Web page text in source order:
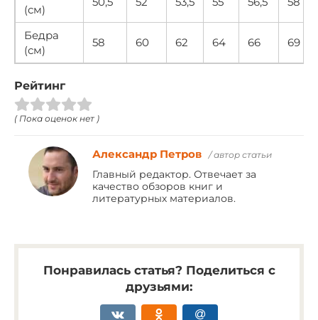
(см)
Бедра
(см)
58 60 62 64 66 69
Рейтинг
( Пока оценок нет )
Александр Петров / автор статьи
Главный редактор. Отвечает за
качество обзоров книг и
литературных материалов.
Понравилась статья? Поделиться с
друзьями: